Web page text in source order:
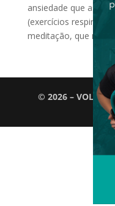
ansiedade que as
(exercícios
meditação, que não...
© 2026 – VOLL